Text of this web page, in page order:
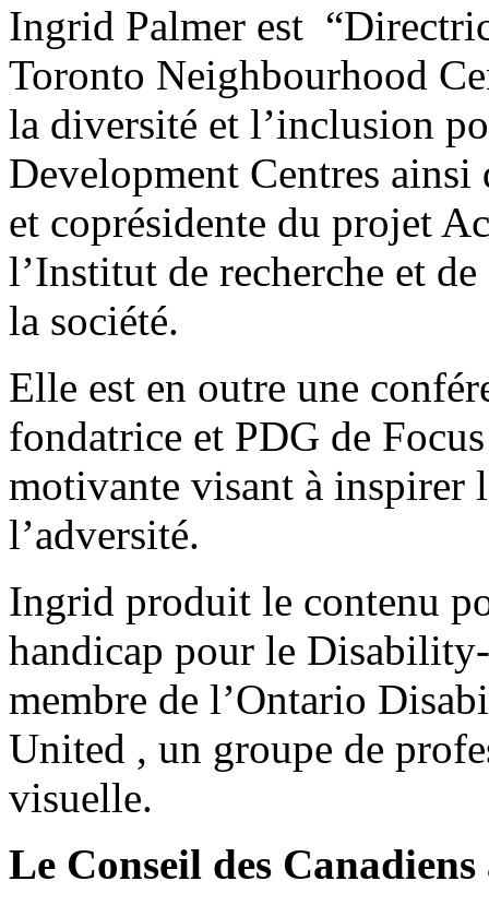
Ingrid Palmer est
Toronto Neighbourhood
la diversité et l’inclusion
Development Centres
et coprésidente du projet
l’Institut de recherche et
la société.
Elle est en outre une
fondatrice et PDG de
motivante visant à inspirer
l’adversité.
Ingrid produit le contenu
handicap pour le
membre de l’Ontario
United , un groupe de
visuelle.
Le Conseil des